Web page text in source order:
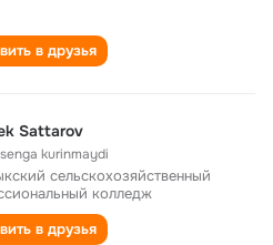
в друзья
Sattarov
senga kurinmaydi
сельскохозяйственный
колледж
в друзья